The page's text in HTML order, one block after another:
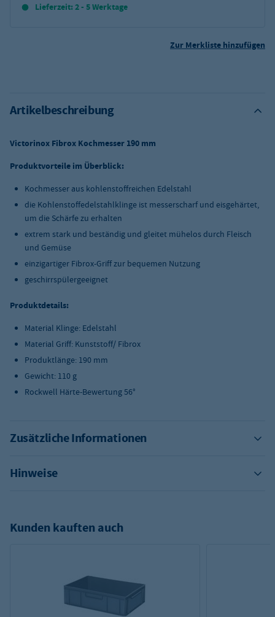
Lieferzeit: 2 - 5 Werktage
Zur Merkliste hinzufügen
Artikelbeschreibung
Victorinox Fibrox Kochmesser 190 mm
Produktvorteile im Überblick:
Kochmesser aus kohlenstoffreichen Edelstahl
die Kohlenstoffedelstahlklinge ist messerscharf und eisgehärtet,
um die Schärfe zu erhalten
extrem stark und beständig und gleitet mühelos durch Fleisch
und Gemüse
einzigartiger Fibrox-Griff zur bequemen Nutzung
geschirrspülergeeignet
Produktdetails:
Material Klinge: Edelstahl
Material Griff: Kunststoff/ Fibrox
Produktlänge: 190 mm
Gewicht: 110 g
Rockwell Härte-Bewertung 56°
Zusätzliche Informationen
Hinweise
Kunden kauften auch